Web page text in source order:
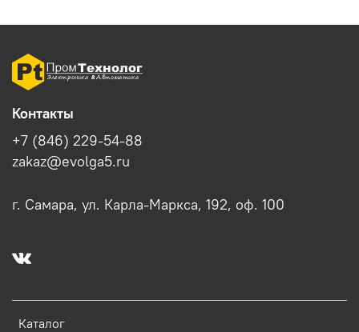
Каталог
Контакты
+7 (846) 229-54-88
zakaz@evolga5.ru
г. Самара, ул. Карла-Маркса, 192, оф. 100